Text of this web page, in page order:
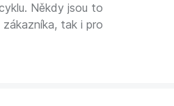
Někdy jsou to
tak i pro